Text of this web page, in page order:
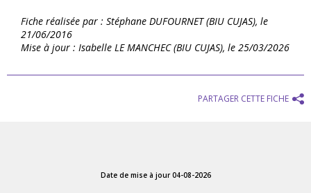
Fiche réalisée par : Stéphane DUFOURNET (BIU CUJAS), le
21/06/2016
Mise à jour : Isabelle LE MANCHEC (BIU CUJAS), le 25/03/2026
PARTAGER CETTE FICHE
Date de mise à jour 04-08-2026